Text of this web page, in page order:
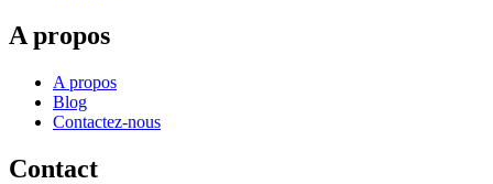
A propos
A propos
Blog
Contactez-nous
Contact